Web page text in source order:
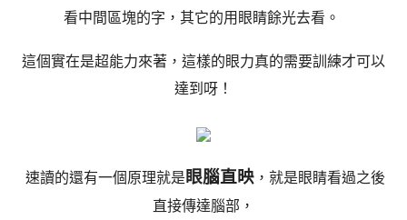
看中間區塊的字，其它的用眼睛餘光去看。
這個實在是超能力來著，這樣的眼力真的需要訓練才可以
達到呀！
速讀的還有一個原理就是 眼腦直映 ，就是眼睛看過之後
直接傳達腦部，